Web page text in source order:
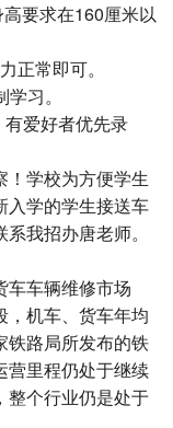
要求在160厘米以
常即可。
习。
爱好者优先录
学校为方便学生
入学的学生接送车
我招办唐老师。
车辆维修市场
，机车、货车年均
铁路局所发布的铁
营里程仍处于继续
整个行业仍是处于